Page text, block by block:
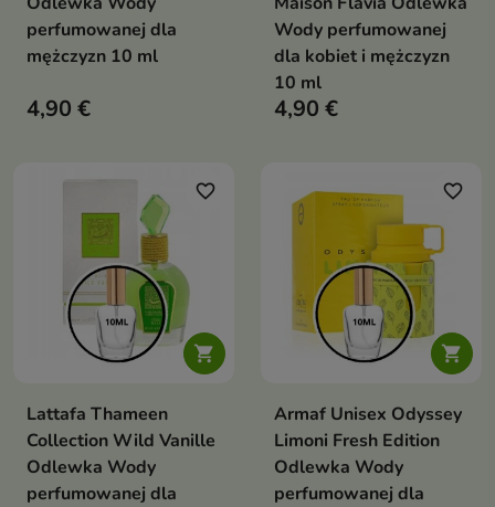
perfumowanej dla
mężczyzn 10 ml
4,90 €
Wody perfumowanej
dla kobiet i mężczyzn
10 ml
4,90 €

favorite_border
Lattafa Thameen
Collection Wild Vanille
Odlewka Wody
perfumowanej dla

favorite_border
Armaf Unisex Odyssey
Limoni Fresh Edition
Odlewka Wody
perfumowanej dla